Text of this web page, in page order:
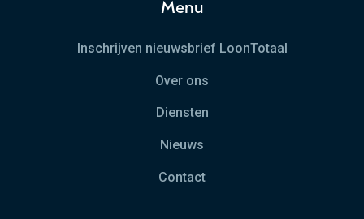
Menu
Inschrijven nieuwsbrief LoonTotaal
Over ons
Diensten
Nieuws
Contact